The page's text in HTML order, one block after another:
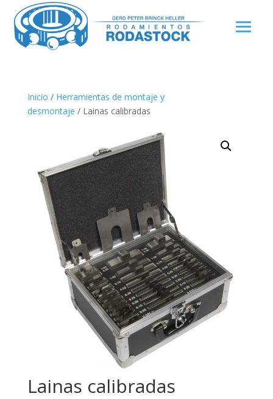
Inicio / Herramientas de montaje y
desmontaje / Lainas calibradas
Lainas calibradas